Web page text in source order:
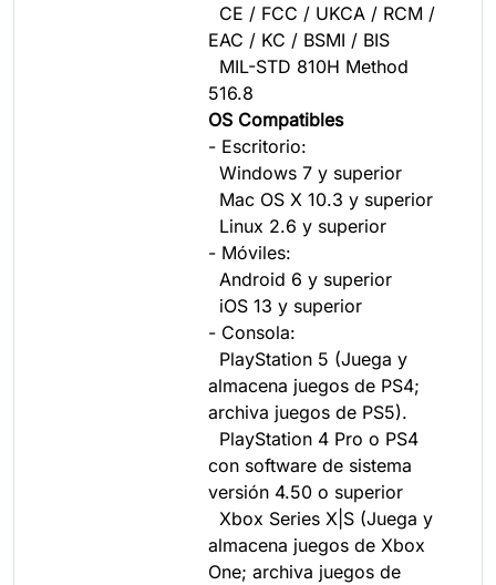
CE / FCC / UKCA / RCM /
EAC / KC / BSMI / BIS
MIL-STD 810H Method
516.8
OS Compatibles
- Escritorio:
Windows 7 y superior
Mac OS X 10.3 y superior
Linux 2.6 y superior
- Móviles:
Android 6 y superior
iOS 13 y superior
- Consola:
PlayStation 5 (Juega y
almacena juegos de PS4;
archiva juegos de PS5).
PlayStation 4 Pro o PS4
con software de sistema
versión 4.50 o superior
Xbox Series X|S (Juega y
almacena juegos de Xbox
One; archiva juegos de